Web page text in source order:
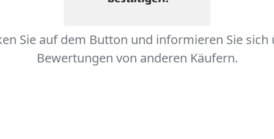
Sie auf dem Button und informieren Sie sich
Bewertungen von anderen Käufern.